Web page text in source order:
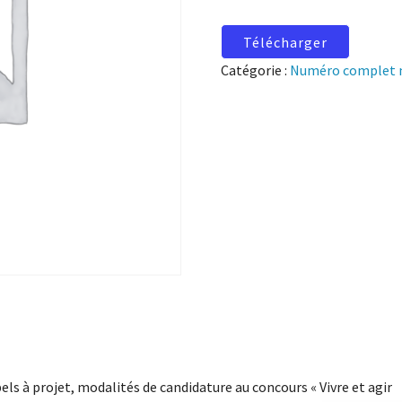
Télécharger
Catégorie : Numéro complet
à projet, modalités de candidature au concours « Vivre et agir